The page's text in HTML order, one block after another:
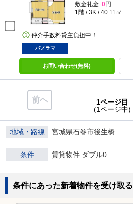
敷金礼金 :0円
1階 / 3K / 40.11㎡
仲介手数料貸主負担中！
パノラマ
お問い合わせ(無料)
前へ
1ページ目
(1ページ中)
地域・路線 宮城県石巻市後生橋
条件 賃貸物件 ダブル0
条件にあった新着物件を受け取る